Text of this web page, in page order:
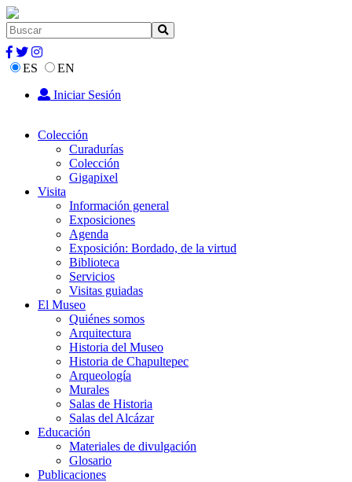
ES
EN
Iniciar Sesión
Colección
Curadurías
Colección
Gigapixel
Visita
Información general
Exposiciones
Agenda
Exposición: Bordado, de la virtud
Biblioteca
Servicios
Visitas guiadas
El Museo
Quiénes somos
Arquitectura
Historia del Museo
Historia de Chapultepec
Arqueología
Murales
Salas de Historia
Salas del Alcázar
Educación
Materiales de divulgación
Glosario
Publicaciones